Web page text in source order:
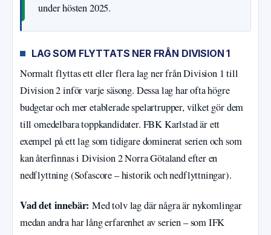
under hösten 2025.
LAG SOM FLYTTATS NER FRÅN DIVISION 1
Normalt flyttas ett eller flera lag ner från Division 1 till
Division 2 inför varje säsong. Dessa lag har ofta högre
budgetar och mer etablerade spelartrupper, vilket gör dem
till omedelbara toppkandidater. FBK Karlstad är ett
exempel på ett lag som tidigare dominerat serien och som
kan återfinnas i Division 2 Norra Götaland efter en
nedflyttning (Sofascore – historik och nedflyttningar).
Vad det innebär: Med tolv lag där några är nykomlingar
medan andra har lång erfarenhet av serien – som IFK